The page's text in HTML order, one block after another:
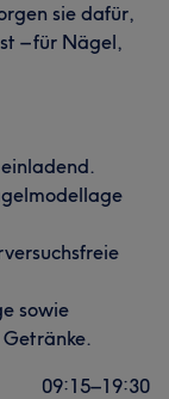
sie dafür,
– für Nägel,
sowie
09:15–19:30